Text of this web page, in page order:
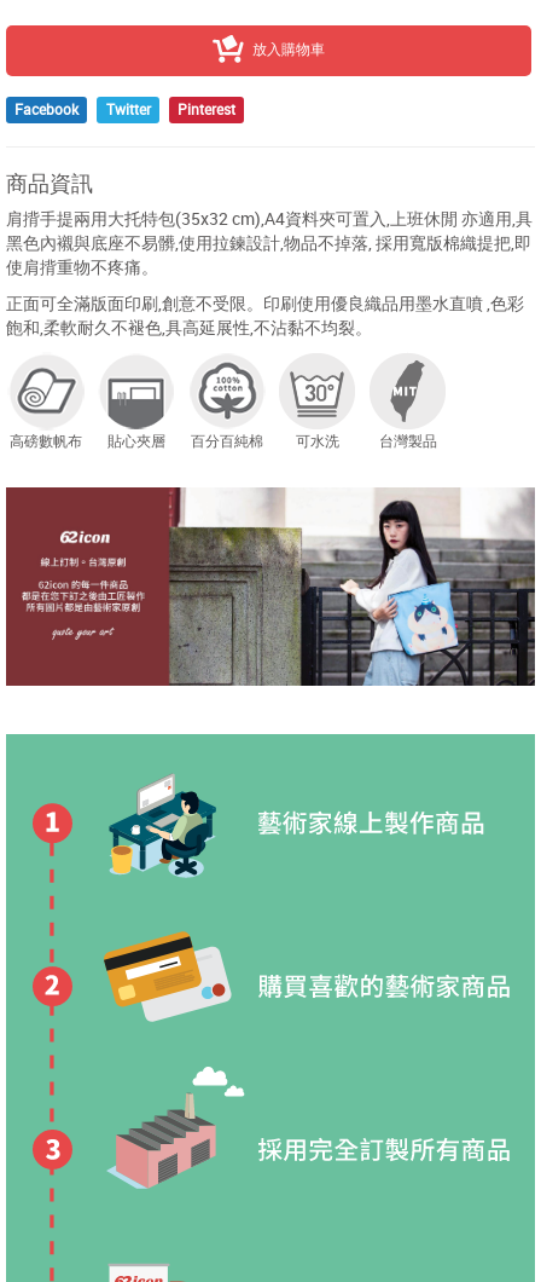
放入購物車
Facebook Twitter Pinterest
商品資訊
肩揹手提兩用大托特包(35x32 cm),A4資料夾可置入,上班休閒 亦適用,具
黑色內襯與底座不易髒,使用拉鍊設計,物品不掉落, 採用寬版棉織提把,即
使肩揹重物不疼痛。
正面可全滿版面印刷,創意不受限。印刷使用優良織品用墨水直噴 ,色彩
飽和,柔軟耐久不褪色,具高延展性,不沾黏不均裂。
高磅數帆布 貼心夾層 百分百純棉 可水洗 台灣製品